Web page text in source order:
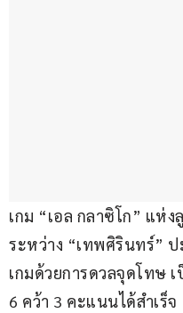
เกม “เอล กลาซิโก” แห่
ระหว่าง “เทพศิรินทร์”
เกมด้วยการดวลจุดโทษ
6 คว้า 3 คะแนนได้สำเร็จ